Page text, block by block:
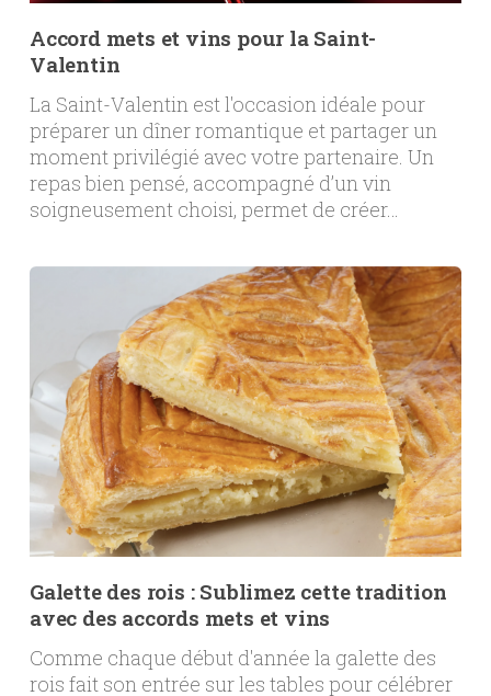
Accord mets et vins pour la Saint-
Valentin
La Saint-Valentin est l'occasion idéale pour
préparer un dîner romantique et partager un
moment privilégié avec votre partenaire. Un
repas bien pensé, accompagné d’un vin
soigneusement choisi, permet de créer…
Galette des rois : Sublimez cette tradition
avec des accords mets et vins
Comme chaque début d'année la galette des
rois fait son entrée sur les tables pour célébrer